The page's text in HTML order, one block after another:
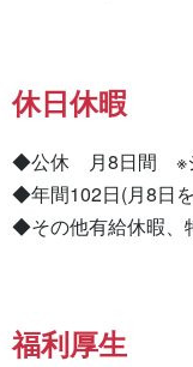
休日休暇
◆公休　月8日間　※
◆年間102日(月8日
◆その他有給休暇、
福利厚生